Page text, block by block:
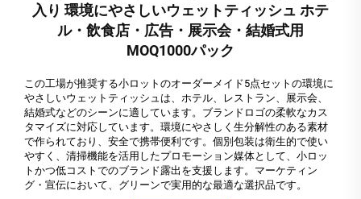
入り 環境にやさしいウェットティッシュ ホテ
ル・飲食店・広告・展示会・結婚式用
MOQ1000パック
この工場が推奨する小ロットのオーダーメイド5点セットの環境に
やさしいウェットティッシュは、ホテル、レストラン、展示会、
結婚式などのシーンに適しています。ブランドロゴの柔軟なカス
タマイズに対応しています。環境にやさしく生分解性のある素材
で作られており、安全で携帯便利です。個別包装は衛生的で使い
やすく、清掃機能を活用したプロモーション媒体として、小ロッ
トかつ低コストでのブランド露出を支援します。マーケティン
グ・宣伝において、グリーンで実用的な最適な選択品です。